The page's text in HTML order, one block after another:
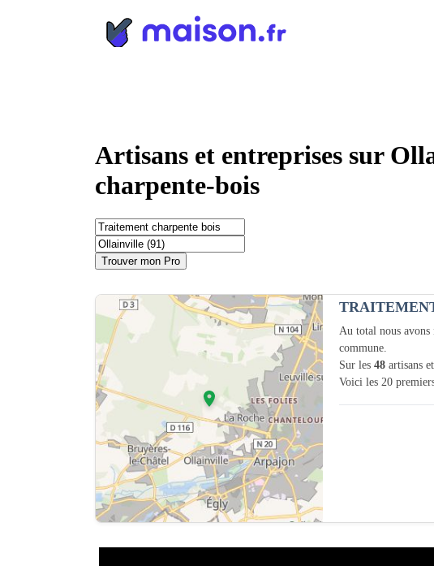
Artisans et entreprises sur
charpente-bois
Trouver mon Pro
Au total nous avons
commune.
Sur les 48 artisans
Voici les 20